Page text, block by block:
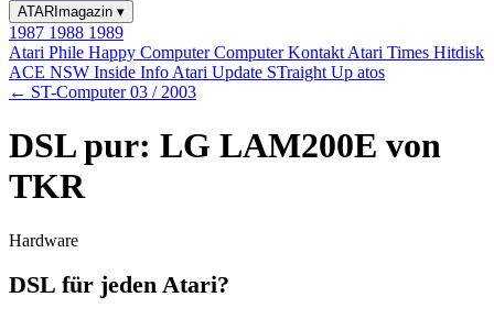
ATARImagazin ▾
1987 1988 1989
Atari Phile Happy ComputerComputer Kontakt Atari Times Hitdisk
ACE NSW Inside Info Atari Update STraight Up atos
← ST-Computer 03 / 2003
DSL pur: LG LAM200E von
TKR
Hardware
DSL für jeden Atari?